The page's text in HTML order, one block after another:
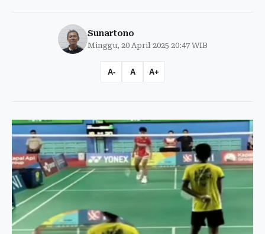
Sunartono
Minggu, 20 April 2025 20:47 WIB
A- A A+